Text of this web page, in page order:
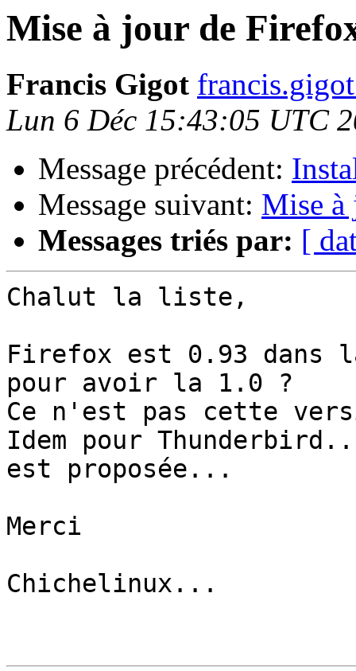
Mise à jour de
Francis Gigot
Lun 6 Déc 15:43:05 UTC
Message précédent:
Message suivant: Mise à
Messages triés par: [
Chalut la liste,
Firefox est 0.93 dans
pour avoir la 1.0 ?
Ce n'est pas cette
Idem pour
est proposée...
Merci
Chichelinux...